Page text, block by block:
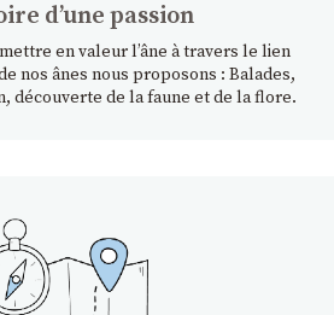
dʼune passion
en valeur l’âne à travers le lien
nos ânes nous proposons : Balades,
découverte de la faune et de la flore.